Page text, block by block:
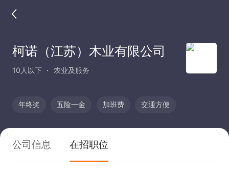
柯诺（江苏）木业有限公司
10人以下 农业及服务
年终奖 五险一金 加班费 交通方便
公司信息 在招职位